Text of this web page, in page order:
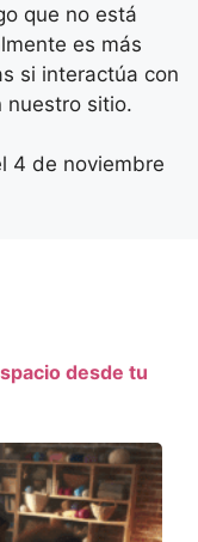
que no está
es más
si interactúa con
nuestro sitio.
4 de noviembre
desde tu